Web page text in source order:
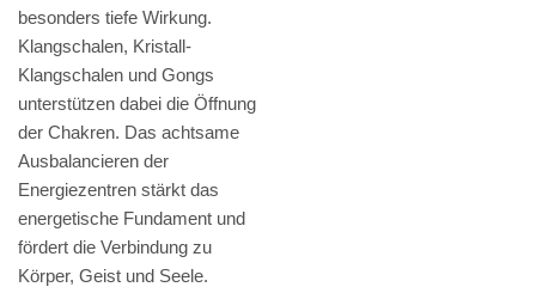
besonders tiefe Wirkung.
Klangschalen, Kristall-
Klangschalen und Gongs
unterstützen dabei die Öffnung
der Chakren. Das achtsame
Ausbalancieren der
Energiezentren stärkt das
energetische Fundament und
fördert die Verbindung zu
Körper, Geist und Seele.